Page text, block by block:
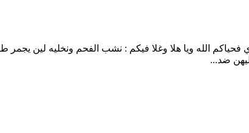
الله ويا هلا وغلا فيكم : نشب الفحم ونخليه لين يجمر
ضد...